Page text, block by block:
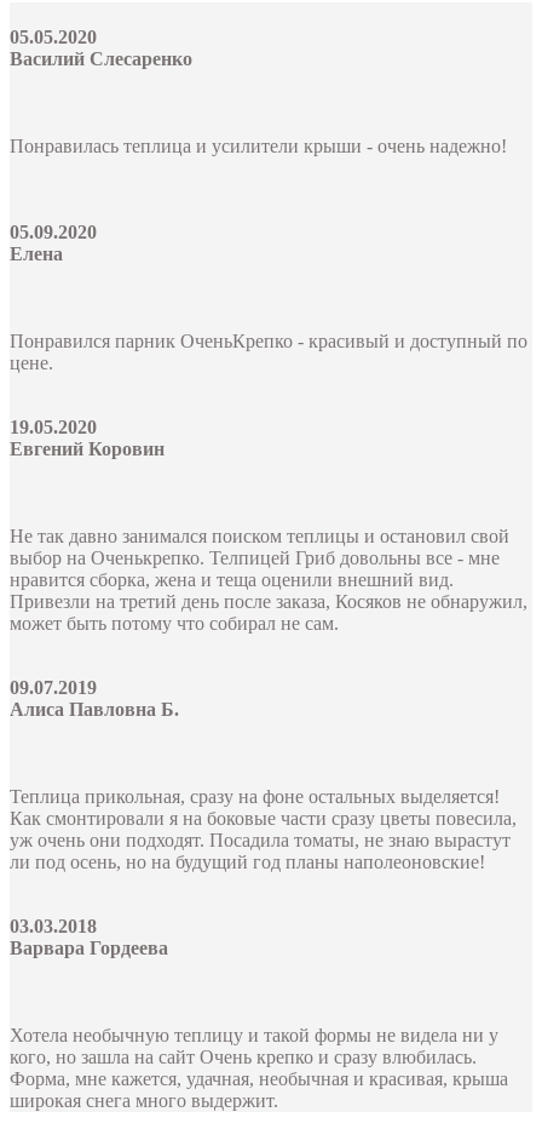
05.05.2020
Василий Слесаренко
Понравилась теплица и усилители крыши - очень надежно!
05.09.2020
Елена
Понравился парник ОченьКрепко - красивый и доступный по
цене.
19.05.2020
Евгений Коровин
Не так давно занимался поиском теплицы и остановил свой
выбор на Оченькрепко. Телпицей Гриб довольны все - мне
нравится сборка, жена и теща оценили внешний вид.
Привезли на третий день после заказа, Косяков не обнаружил,
может быть потому что собирал не сам.
09.07.2019
Алиса Павловна Б.
Теплица прикольная, сразу на фоне остальных выделяется!
Как смонтировали я на боковые части сразу цветы повесила,
уж очень они подходят. Посадила томаты, не знаю вырастут
ли под осень, но на будущий год планы наполеоновские!
03.03.2018
Варвара Гордеева
Хотела необычную теплицу и такой формы не видела ни у
кого, но зашла на сайт Очень крепко и сразу влюбилась.
Форма, мне кажется, удачная, необычная и красивая, крыша
широкая снега много выдержит.